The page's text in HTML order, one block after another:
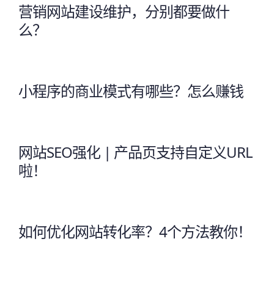
营销网站建设维护，分别都要做什
么？
小程序的商业模式有哪些？怎么赚钱
网站SEO强化 | 产品页支持自定义URL
啦！
如何优化网站转化率？4个方法教你！